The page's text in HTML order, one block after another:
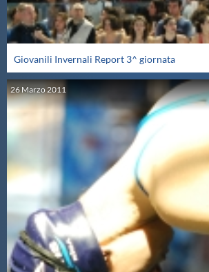
Giovanili Invernali Report 3^ giornata
26Marzo2011